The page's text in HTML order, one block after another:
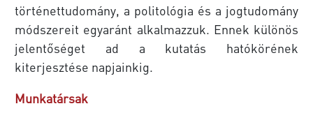
történettudomány, a politológia és a jogtudomány
módszereit egyaránt alkalmazzuk. Ennek különös
jelentőséget ad a kutatás hatókörének
kiterjesztése napjainkig.
Munkatársak